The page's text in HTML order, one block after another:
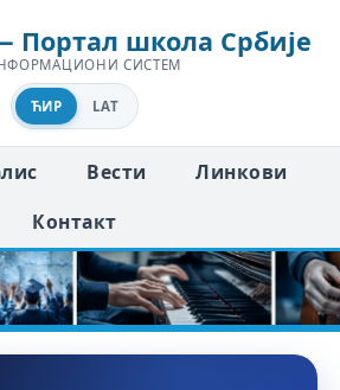
Портал школа Србије
СИСТЕМ
ЋИР LAT
Вести
Линкови
Контакт